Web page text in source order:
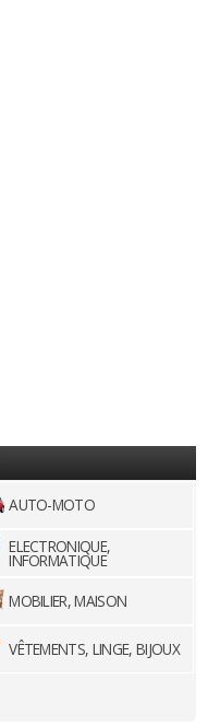
AUTO-MOTO
ELECTRONIQUE,
INFORMATIQUE
MOBILIER, MAISON
VÊTEMENTS, LINGE, BIJOUX